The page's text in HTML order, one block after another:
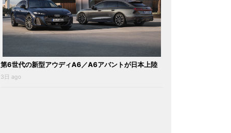
第6世代の新型アウディA6／A6アバントが日本上陸
3日 ago